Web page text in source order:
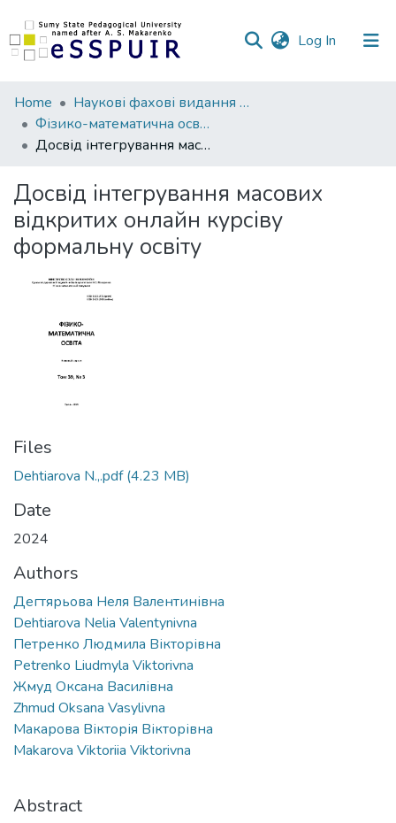
Log In (current)
Communities
&
Collections
Statistics
Home
Наукові фахові видання СумДПУ
Фізико-математична освіта
Досвід інтегрування масових відкритих онлайн курсіву формальну освіту
Досвід інтегрування масових
відкритих онлайн курсіву
формальну освіту
Files
Dehtiarova N.,.pdf(4.23 MB)
Date
2024
Authors
Дегтярьова Неля Валентинівна
Dehtiarova Nelia Valentynivna
Петренко Людмила Вікторівна
Petrenko Liudmyla Viktorivna
Жмуд Оксана Василівна
Zhmud Oksana Vasylivna
Макарова Вікторія Вікторівна
Makarova Viktoriia Viktorivna
Abstract